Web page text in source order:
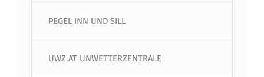
PEGEL INN UND SILL
UWZ.AT UNWETTERZENTRALE